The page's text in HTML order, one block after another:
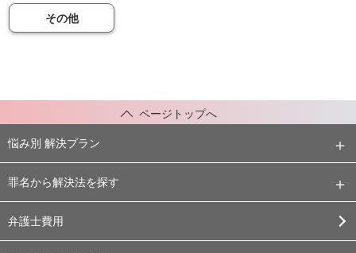
その他
ページトップへ
悩み別 解決プラン
罪名から解決法を探す
弁護士費用